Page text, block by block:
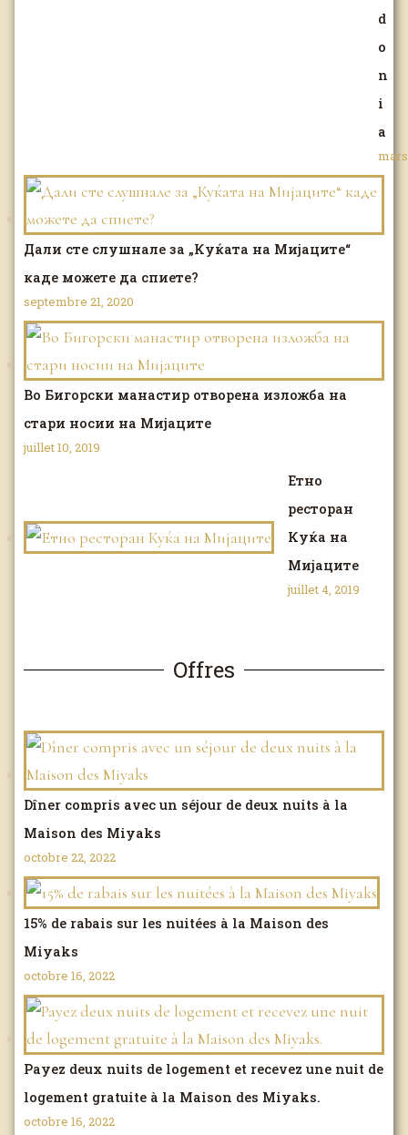
d
o
n
i
a
mars
Дали сте слушнале за „Куќата на Мијаците“
каде можете да спиете?
septembre 21, 2020
Во Бигорски манастир отворена изложба на
стари носии на Мијаците
juillet 10, 2019
Етно
ресторан
Куќа на
Мијаците
juillet 4, 2019
Offres
Dîner compris avec un séjour de deux nuits à la
Maison des Miyaks
octobre 22, 2022
15% de rabais sur les nuitées à la Maison des
Miyaks
octobre 16, 2022
Payez deux nuits de logement et recevez une nuit de
logement gratuite à la Maison des Miyaks.
octobre 16, 2022